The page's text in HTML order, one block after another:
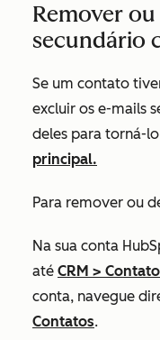
Remover
secundário
Se um contato
excluir os e-mails
deles para torná-
principal.
Para remover ou
Na sua conta
até CRM >
conta, navegue
Contatos.